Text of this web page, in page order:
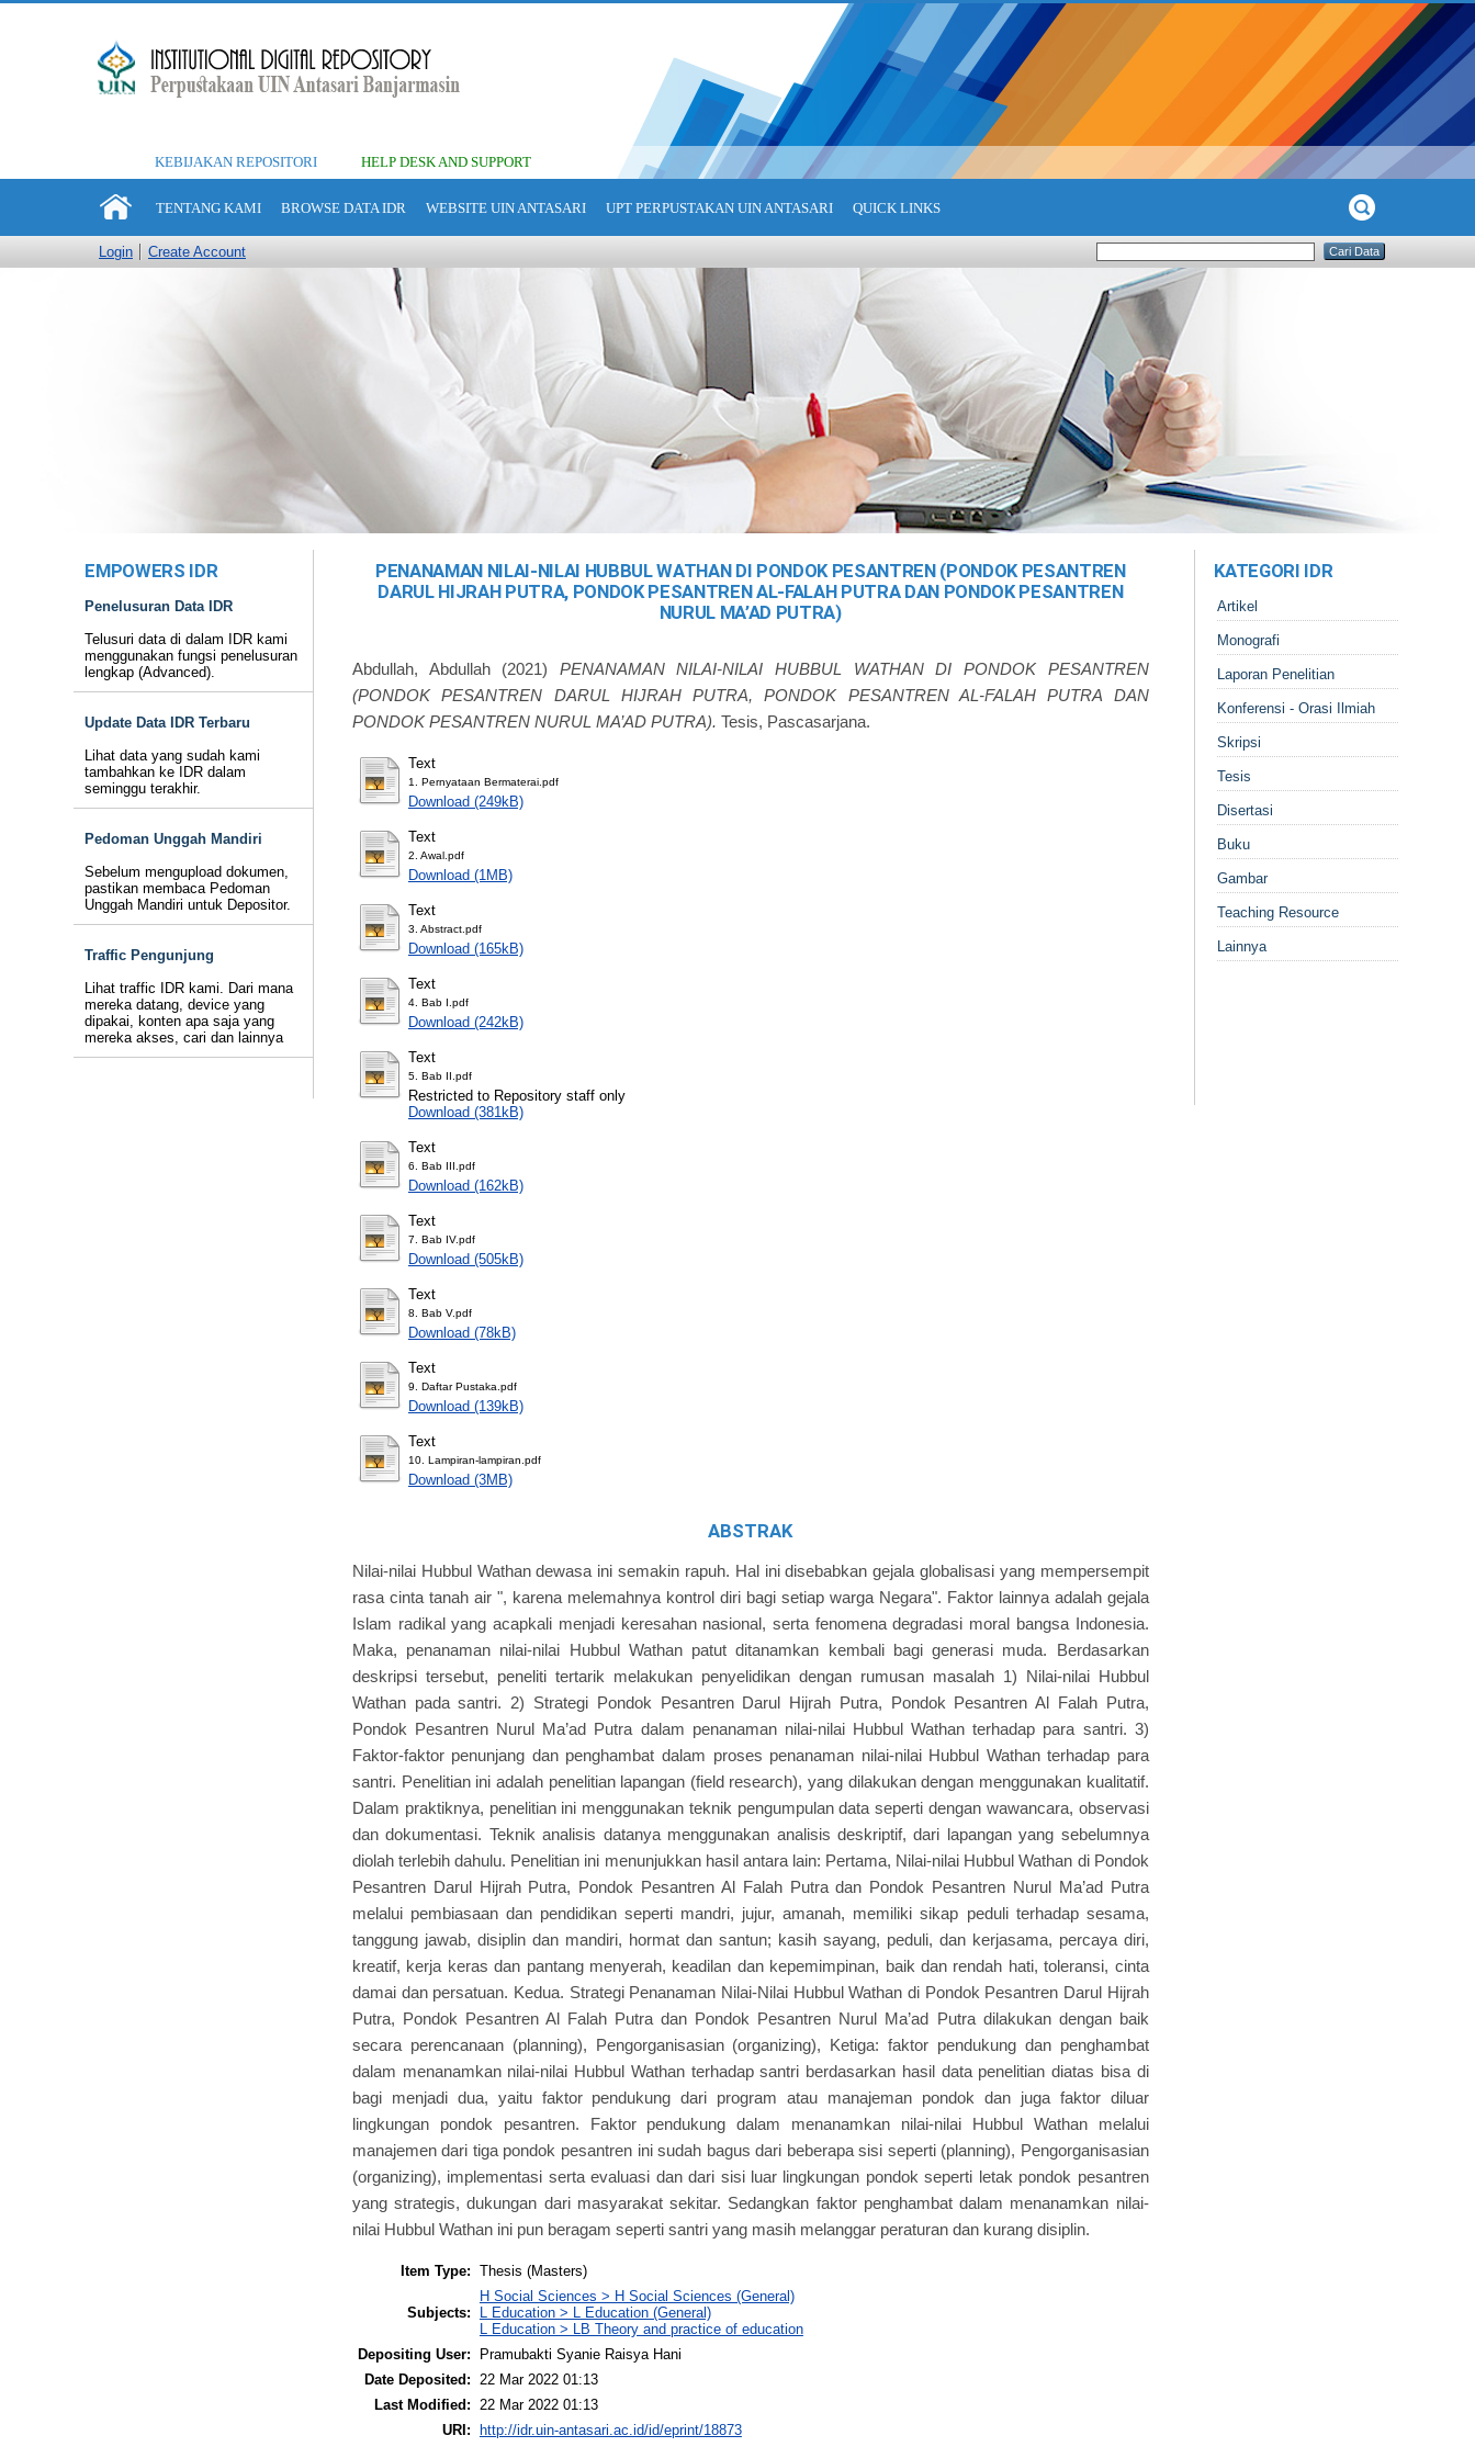
KEBIJAKAN REPOSITORI HELP DESK AND SUPPORT
TENTANG KAMI BROWSE DATA IDR WEBSITE UIN ANTASARI UPT PERPUSTAKAN UIN ANTASARI QUICK LINKS
Login Create Account
EMPOWERS IDR
Penelusuran Data IDR
Telusuri data di dalam IDR kami
menggunakan fungsi penelusuran
lengkap (Advanced).
Update Data IDR Terbaru
Lihat data yang sudah kami
tambahkan ke IDR dalam
seminggu terakhir.
Pedoman Unggah Mandiri
Sebelum mengupload dokumen,
pastikan membaca Pedoman
Unggah Mandiri untuk Depositor.
Traffic Pengunjung
Lihat traffic IDR kami. Dari mana
mereka datang, device yang
dipakai, konten apa saja yang
mereka akses, cari dan lainnya
PENANAMAN NILAI-NILAI HUBBUL WATHAN DI PONDOK PESANTREN (PONDOK PESANTREN
DARUL HIJRAH PUTRA, PONDOK PESANTREN AL-FALAH PUTRA DAN PONDOK PESANTREN
NURUL MA’AD PUTRA)
Abdullah, Abdullah(2021) PENANAMAN NILAI-NILAI HUBBUL WATHAN DI PONDOK PESANTREN
(PONDOK PESANTREN DARUL HIJRAH PUTRA, PONDOK PESANTREN AL-FALAH PUTRA DAN
PONDOK PESANTREN NURUL MA’AD PUTRA). Tesis, Pascasarjana.
Text
1. Pernyataan Bermaterai.pdf
Download (249kB)
Text
2. Awal.pdf
Download (1MB)
Text
3. Abstract.pdf
Download (165kB)
Text
4. Bab I.pdf
Download (242kB)
Text
5. Bab II.pdf
Restricted to Repository staff only
Download (381kB)
Text
6. Bab III.pdf
Download (162kB)
Text
7. Bab IV.pdf
Download (505kB)
Text
8. Bab V.pdf
Download (78kB)
Text
9. Daftar Pustaka.pdf
Download (139kB)
Text
10. Lampiran-lampiran.pdf
Download (3MB)
ABSTRAK
Nilai-nilai Hubbul Wathan dewasa ini semakin rapuh. Hal ini disebabkan gejala globalisasi yang mempersempit
rasa cinta tanah air ", karena melemahnya kontrol diri bagi setiap warga Negara". Faktor lainnya adalah gejala
Islam radikal yang acapkali menjadi keresahan nasional, serta fenomena degradasi moral bangsa Indonesia.
Maka, penanaman nilai-nilai Hubbul Wathan patut ditanamkan kembali bagi generasi muda. Berdasarkan
deskripsi tersebut, peneliti tertarik melakukan penyelidikan dengan rumusan masalah 1) Nilai-nilai Hubbul
Wathan pada santri. 2) Strategi Pondok Pesantren Darul Hijrah Putra, Pondok Pesantren Al Falah Putra,
Pondok Pesantren Nurul Ma’ad Putra dalam penanaman nilai-nilai Hubbul Wathan terhadap para santri. 3)
Faktor-faktor penunjang dan penghambat dalam proses penanaman nilai-nilai Hubbul Wathan terhadap para
santri. Penelitian ini adalah penelitian lapangan (field research), yang dilakukan dengan menggunakan kualitatif.
Dalam praktiknya, penelitian ini menggunakan teknik pengumpulan data seperti dengan wawancara, observasi
dan dokumentasi. Teknik analisis datanya menggunakan analisis deskriptif, dari lapangan yang sebelumnya
diolah terlebih dahulu. Penelitian ini menunjukkan hasil antara lain: Pertama, Nilai-nilai Hubbul Wathan di Pondok
Pesantren Darul Hijrah Putra, Pondok Pesantren Al Falah Putra dan Pondok Pesantren Nurul Ma’ad Putra
melalui pembiasaan dan pendidikan seperti mandri, jujur, amanah, memiliki sikap peduli terhadap sesama,
tanggung jawab, disiplin dan mandiri, hormat dan santun; kasih sayang, peduli, dan kerjasama, percaya diri,
kreatif, kerja keras dan pantang menyerah, keadilan dan kepemimpinan, baik dan rendah hati, toleransi, cinta
damai dan persatuan. Kedua. Strategi Penanaman Nilai-Nilai Hubbul Wathan di Pondok Pesantren Darul Hijrah
Putra, Pondok Pesantren Al Falah Putra dan Pondok Pesantren Nurul Ma’ad Putra dilakukan dengan baik
secara perencanaan (planning), Pengorganisasian (organizing), Ketiga: faktor pendukung dan penghambat
dalam menanamkan nilai-nilai Hubbul Wathan terhadap santri berdasarkan hasil data penelitian diatas bisa di
bagi menjadi dua, yaitu faktor pendukung dari program atau manajeman pondok dan juga faktor diluar
lingkungan pondok pesantren. Faktor pendukung dalam menanamkan nilai-nilai Hubbul Wathan melalui
manajemen dari tiga pondok pesantren ini sudah bagus dari beberapa sisi seperti (planning), Pengorganisasian
(organizing), implementasi serta evaluasi dan dari sisi luar lingkungan pondok seperti letak pondok pesantren
yang strategis, dukungan dari masyarakat sekitar. Sedangkan faktor penghambat dalam menanamkan nilai-
nilai Hubbul Wathan ini pun beragam seperti santri yang masih melanggar peraturan dan kurang disiplin.
Item Type: Thesis (Masters)
Subjects:
H Social Sciences > H Social Sciences (General)
L Education > L Education (General)
L Education > LB Theory and practice of education
Depositing User:
Pramubakti Syanie Raisya Hani
Date Deposited:
22 Mar 2022 01:13
Last Modified:
22 Mar 2022 01:13
URI: http://idr.uin-antasari.ac.id/id/eprint/18873
KATEGORI IDR
Artikel
Monografi
Laporan Penelitian
Konferensi - Orasi Ilmiah
Skripsi
Tesis
Disertasi
Buku
Gambar
Teaching Resource
Lainnya